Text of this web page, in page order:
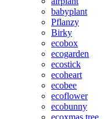
babyplant
Pflanzy
Birky
ecobox
ecogarden
ecostick
ecoheart
ecobee
ecoflower
ecobunny
ecoxmas tree